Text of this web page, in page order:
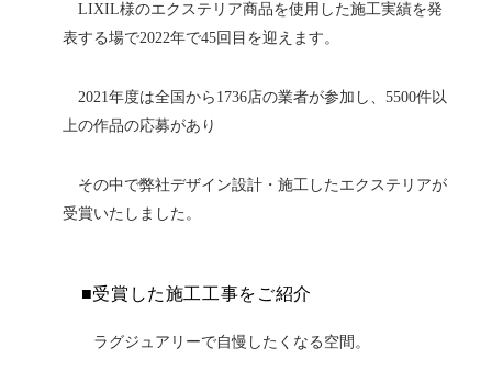
LIXIL様のエクステリア商品を使用した施工実績を発
表する場で2022年で45回目を迎えます。
2021年度は全国から1736店の業者が参加し、5500件以
上の作品の応募があり
その中で弊社デザイン設計・施工したエクステリアが
受賞いたしました。
■受賞した施工工事をご紹介
ラグジュアリーで自慢したくなる空間。